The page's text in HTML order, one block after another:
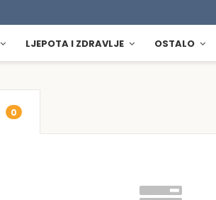
LJEPOTA I ZDRAVLJE OSTALO
0